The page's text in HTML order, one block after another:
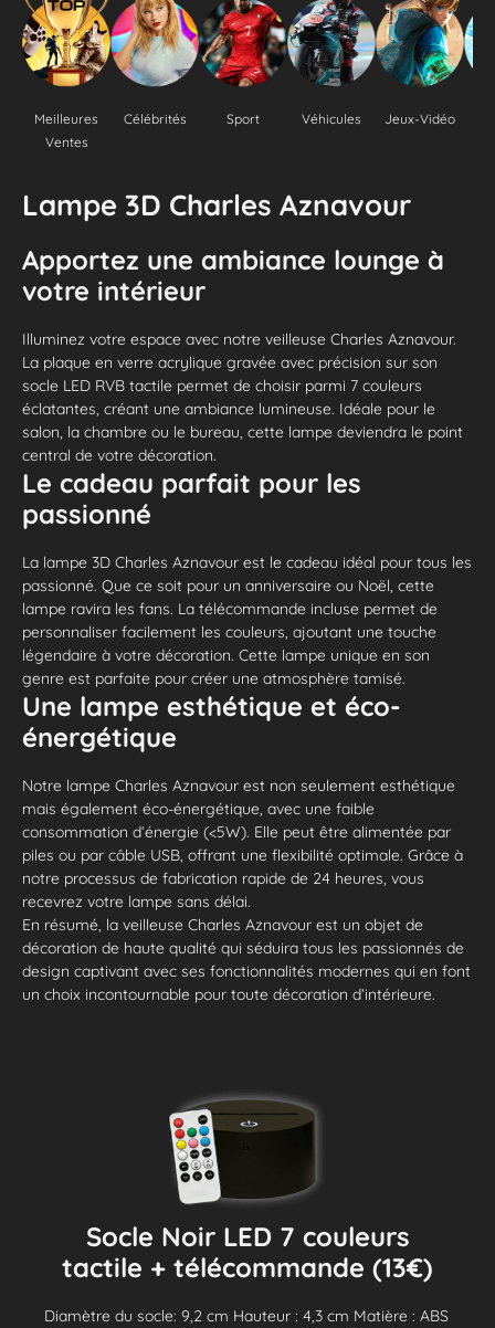
Meilleures
Ventes
Célébrités Sport Véhicules Jeux-Vidéo
Lampe 3D Charles Aznavour
Apportez une ambiance lounge à
votre intérieur
Illuminez votre espace avec notre veilleuse Charles Aznavour.
La plaque en verre acrylique gravée avec précision sur son
socle LED RVB tactile permet de choisir parmi 7 couleurs
éclatantes, créant une ambiance lumineuse. Idéale pour le
salon, la chambre ou le bureau, cette lampe deviendra le point
central de votre décoration.
Le cadeau parfait pour les
passionné
La lampe 3D Charles Aznavour est le cadeau idéal pour tous les
passionné. Que ce soit pour un anniversaire ou Noël, cette
lampe ravira les fans. La télécommande incluse permet de
personnaliser facilement les couleurs, ajoutant une touche
légendaire à votre décoration. Cette lampe unique en son
genre est parfaite pour créer une atmosphère tamisé.
Une lampe esthétique et éco-
énergétique
Notre lampe Charles Aznavour est non seulement esthétique
mais également éco-énergétique, avec une faible
consommation d’énergie (<5W). Elle peut être alimentée par
piles ou par câble USB, offrant une flexibilité optimale. Grâce à
notre processus de fabrication rapide de 24 heures, vous
recevrez votre lampe sans délai.
En résumé, la veilleuse Charles Aznavour est un objet de
décoration de haute qualité qui séduira tous les passionnés de
design captivant avec ses fonctionnalités modernes qui en font
un choix incontournable pour toute décoration d’intérieure.
Socle Noir LED 7 couleurs
tactile + télécommande (13€)
Diamètre du socle: 9,2 cm Hauteur : 4,3 cm Matière : ABS